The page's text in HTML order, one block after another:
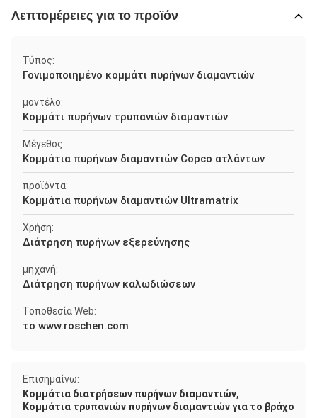
Λεπτομέρειες για το προϊόν
Τύπος:
Γονιμοποιημένο κομμάτι πυρήνων διαμαντιών
μοντέλο:
Κομμάτι πυρήνων τρυπανιών διαμαντιών
Μέγεθος:
Κομμάτια πυρήνων διαμαντιών Copco ατλάντων
προϊόντα:
Κομμάτια πυρήνων διαμαντιών Ultramatrix
Χρήση:
Διάτρηση πυρήνων εξερεύνησης
μηχανή:
Διάτρηση πυρήνων καλωδιώσεων
Τοποθεσία Web:
το www.roschen.com
Επισημαίνω:
Κομμάτια διατρήσεων πυρήνων διαμαντιών,
Κομμάτια τρυπανιών πυρήνων διαμαντιών για το βράχο